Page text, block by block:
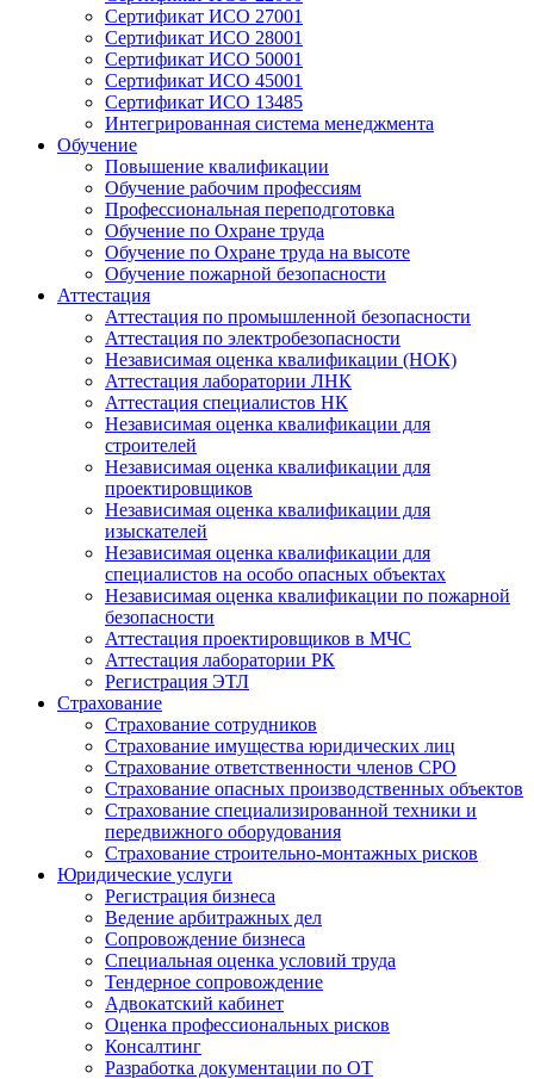
Сертификат ИСО 27001
Сертификат ИСО 28001
Сертификат ИСО 50001
Сертификат ИСО 45001
Сертификат ИСО 13485
Интегрированная система менеджмента
Обучение
Повышение квалификации
Обучение рабочим профессиям
Профессиональная переподготовка
Обучение по Охране труда
Обучение по Охране труда на высоте
Обучение пожарной безопасности
Аттестация
Аттестация по промышленной безопасности
Аттестация по электробезопасности
Независимая оценка квалификации (НОК)
Аттестация лаборатории ЛНК
Аттестация специалистов НК
Независимая оценка квалификации для
строителей
Независимая оценка квалификации для
проектировщиков
Независимая оценка квалификации для
изыскателей
Независимая оценка квалификации для
специалистов на особо опасных объектах
Независимая оценка квалификации по пожарной
безопасности
Аттестация проектировщиков в МЧС
Аттестация лаборатории РК
Регистрация ЭТЛ
Страхование
Страхование сотрудников
Страхование имущества юридических лиц
Страхование ответственности членов СРО
Страхование опасных производственных объектов
Страхование специализированной техники и
передвижного оборудования
Страхование строительно-монтажных рисков
Юридические услуги
Регистрация бизнеса
Ведение арбитражных дел
Сопровождение бизнеса
Специальная оценка условий труда
Тендерное сопровождение
Адвокатский кабинет
Оценка профессиональных рисков
Консалтинг
Разработка документации по ОТ